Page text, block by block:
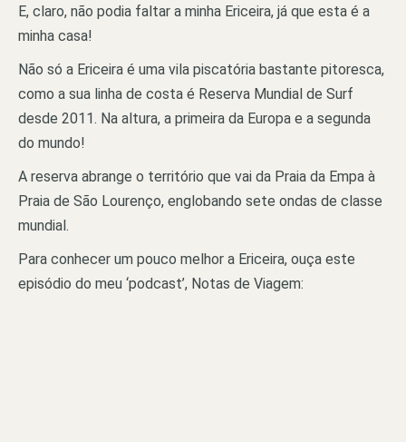
E, claro, não podia faltar a minha Ericeira, já que esta é a
minha casa!
Não só a Ericeira é uma vila piscatória bastante pitoresca,
como a sua linha de costa é Reserva Mundial de Surf
desde 2011. Na altura, a primeira da Europa e a segunda
do mundo!
A reserva abrange o território que vai da Praia da Empa à
Praia de São Lourenço, englobando sete ondas de classe
mundial.
Para conhecer um pouco melhor a Ericeira, ouça este
episódio do meu ‘podcast’, Notas de Viagem: